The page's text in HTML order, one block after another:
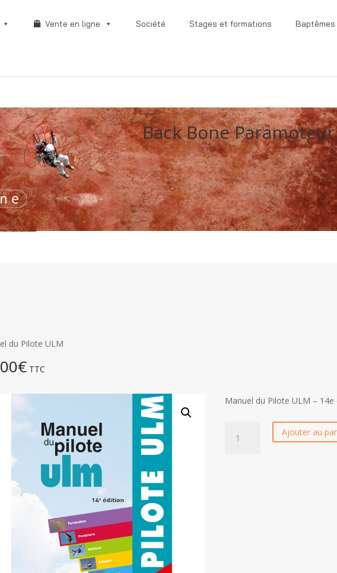
Vente en ligne Société Stages et formations Baptêmes
Back Bone Paramoteur
du Pilote ULM
€ TTC
Manuel du Pilote ULM – 14e
Ajouter au